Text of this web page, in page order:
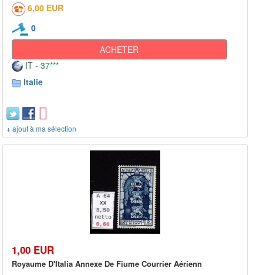
6,00 EUR
0
ACHETER
IT - 37***
Italie
+ ajout à ma sélection
1,00 EUR
Royaume D'Italia Annexe De Fiume Courrier Aérienn